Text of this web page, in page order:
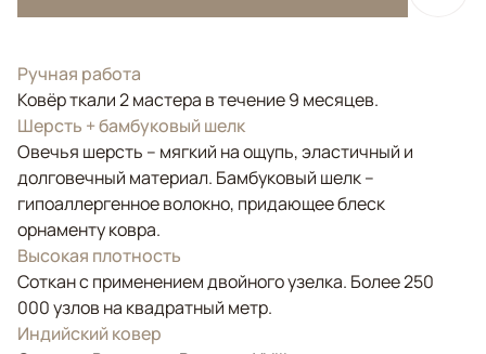
Ручная работа
Ковёр ткали 2 мастера в течение 9 месяцев.
Шерсть + бамбуковый шелк
Овечья шерсть – мягкий на ощупь, эластичный и
долговечный материал. Бамбуковый шелк –
гипоаллергенное волокно, придающее блеск
орнаменту ковра.
Высокая плотность
Соткан с применением двойного узелка. Более 250
000 узлов на квадратный метр.
Индийский ковер